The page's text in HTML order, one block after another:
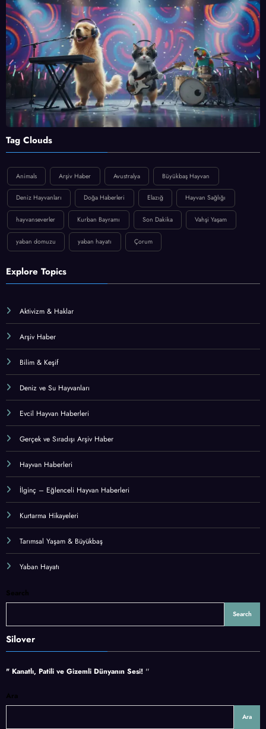
Tag Clouds
Animals Arşiv Haber Avustralya Büyükbaş Hayvan
Deniz Hayvanları Doğa Haberleri Elazığ Hayvan Sağlığı
hayvanseverler Kurban Bayramı Son Dakika Vahşi Yaşam
yaban domuzu yaban hayatı Çorum
Explore Topics
Aktivizm & Haklar
Arşiv Haber
Bilim & Keşif
Deniz ve Su Hayvanları
Evcil Hayvan Haberleri
Gerçek ve Sıradışı Arşiv Haber
Hayvan Haberleri
İlginç – Eğlenceli Hayvan Haberleri
Kurtarma Hikayeleri
Tarımsal Yaşam & Büyükbaş
Yaban Hayatı
Search
Search
Silover
" Kanatlı, Patili ve Gizemli Dünyanın Sesi! ''
Ara
Ara